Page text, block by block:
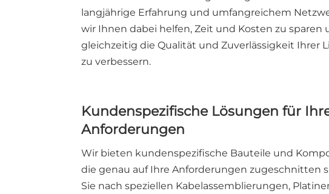
langjährige Erfahrung und umfangreichem
wir Ihnen dabei helfen, Zeit und Kosten zu sparen
gleichzeitig die Qualität und Zuverlässigkeit Ihrer
zu verbessern.
Kundenspezifische Lösungen für
Anforderungen
Wir bieten kundenspezifische Bauteile und
die genau auf Ihre Anforderungen zugeschnitten
Sie nach speziellen Kabelassemblierungen,